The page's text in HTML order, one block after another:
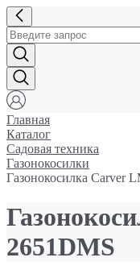
Главная
Каталог
Садовая техника
Газонокосилки
Газонокосилка Carver
2651DMS